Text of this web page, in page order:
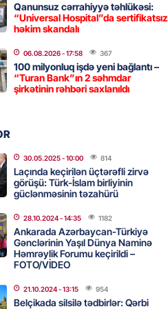
– VİDEO
- 17:30
qadının milyonluq mirası ilə
546 min manatı 20
- 17:15 271
həmləsinə start verib
- 17:00 256
fəhləyə borclu qalıb?
Qanunsuz cərrahiyyə təhlükəsi:
“Universal Hospital”da sertifikatsız
həkim skandalı
06.08.2026- 17:58 367
100 milyonluq işdə yeni bağlantı –
“Turan Bank”ın 2 səhmdar
şirkətinin rəhbəri saxlanıldı
30.05.2025- 10:00 814
Laçında keçirilən üçtərəfli zirvə
görüşü: Türk-İslam birliyinin
güclənməsinin təzahürü
28.10.2024- 14:35 1182
Ankarada Azərbaycan-Türkiyə
Gənclərinin Yaşıl Dünya Naminə
Həmrəylik Forumu keçirildi –
FOTO/VİDEO
21.10.2024- 13:15 954
Belçikada silsilə tədbirlər: Qərbi